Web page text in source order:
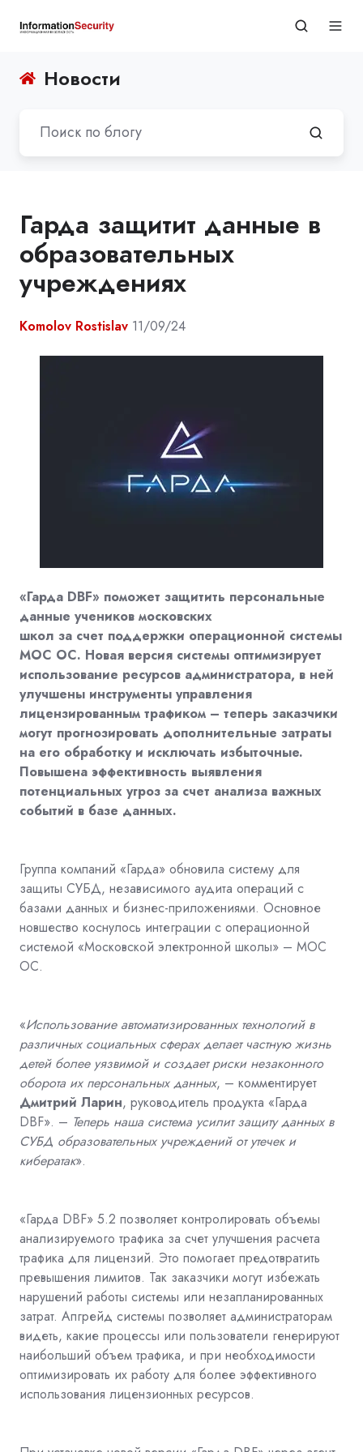
Новости
Гарда защитит данные в
образовательных
учреждениях
Komolov Rostislav 11/09/24
«Гарда DBF» поможет защитить персональные
данные учеников московских
школ за счет поддержки операционной системы
МОС ОС. Новая версия системы оптимизирует
использование ресурсов администратора, в ней
улучшены инструменты управления
лицензированным трафиком – теперь заказчики
могут прогнозировать дополнительные затраты
на его обработку и исключать избыточные.
Повышена эффективность выявления
потенциальных угроз за счет анализа важных
событий в базе данных.
Группа компаний «Гарда» обновила систему для
защиты СУБД, независимого аудита операций с
базами данных и бизнес-приложениями. Основное
новшество коснулось интеграции с операционной
системой «Московской электронной школы» – МОС
ОС.
«Использование автоматизированных технологий в
различных социальных сферах делает частную жизнь
детей более уязвимой и создает риски незаконного
оборота их персональных данных, – комментирует
Дмитрий Ларин, руководитель продукта «Гарда
DBF». – Теперь наша система усилит защиту данных в
СУБД образовательных учреждений от утечек и
кибератак».
«Гарда DBF» 5.2 позволяет контролировать объемы
анализируемого трафика за счет улучшения расчета
трафика для лицензий. Это помогает предотвратить
превышения лимитов. Так заказчики могут избежать
нарушений работы системы или незапланированных
затрат. Апгрейд системы позволяет администраторам
видеть, какие процессы или пользователи генерируют
наибольший объем трафика, и при необходимости
оптимизировать их работу для более эффективного
использования лицензионных ресурсов.